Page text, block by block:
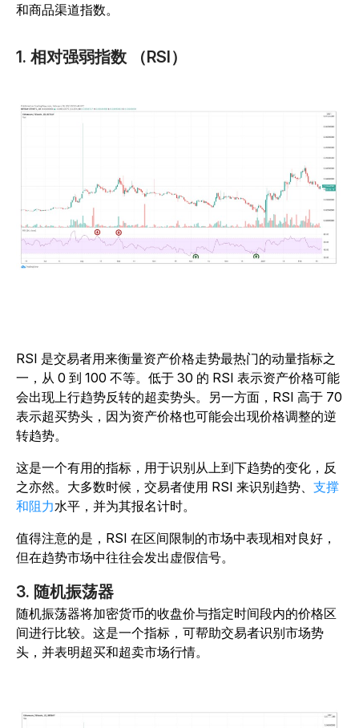
和商品渠道指数。
1. 相对强弱指数 （RSI）
RSI 是交易者用来衡量资产价格走势最热门的动量指标之
一，从 0 到 100 不等。低于 30 的 RSI 表示资产价格可能
会出现上行趋势反转的超卖势头。另一方面，RSI 高于 70
表示超买势头，因为资产价格也可能会出现价格调整的逆
转趋势。
这是一个有用的指标，用于识别从上到下趋势的变化，反
之亦然。大多数时候，交易者使用 RSI 来识别趋势、 支撑
和阻力水平，并为其报名计时。
值得注意的是，RSI 在区间限制的市场中表现相对良好，
但在趋势市场中往往会发出虚假信号。
3. 随机振荡器
随机振荡器将加密货币的收盘价与指定时间段内的价格区
间进行比较。这是一个指标，可帮助交易者识别市场势
头，并表明超买和超卖市场行情。